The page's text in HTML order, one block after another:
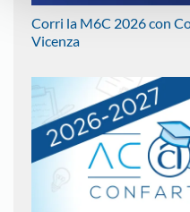
Corri la M6C 2026 con
Vicenza